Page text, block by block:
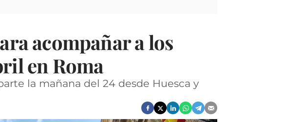
acompañar a los
en Roma
la mañana del 24 desde Huesca y